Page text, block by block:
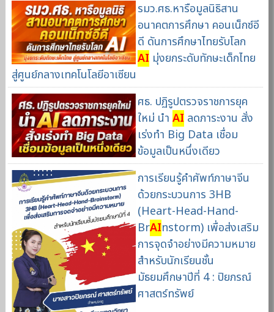
รมว.ศธ.หารือมูลนิธิสาน
อนาคตการศึกษา คอนเน็กซ์อี
ดี ดันการศึกษาไทยรับโลก
AI มุ่งยกระดับทักษะเด็กไทย
สู่ศูนย์กลางเทคโนโลยีอาเซียน
ศธ. ปฏิรูปตรวจราชการยุค
ใหม่ นำ AI ลดภาระงาน สั่ง
เร่งทำ Big Data เชื่อม
ข้อมูลเป็นหนึ่งเดียว
การเรียนรู้คำศัพท์ภาษาจีน
ด้วยกระบวนการ 3HB
(Heart-Head-Hand-
BrAInstorm) เพื่อส่งเสริม
การจุดจำอย่างมีความหมาย
สำหรับนักเรียนชั้น
มัธยมศึกษาปีที่ 4 : ปิยภรณ์
ศาสตร์ทรัพย์